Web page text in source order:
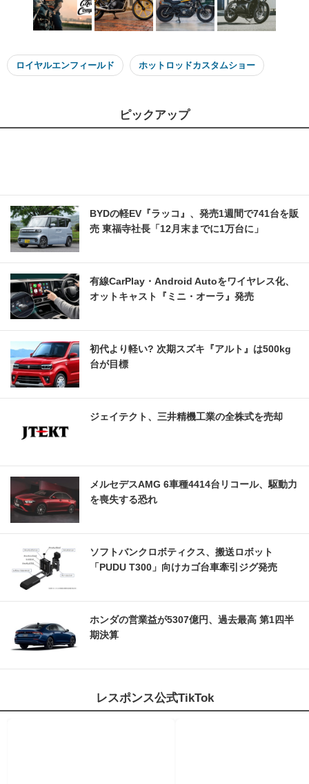
ロイヤルエンフィールド ホットロッドカスタムショー
ピックアップ
BYDの軽EV『ラッコ』、発売1週間で741台を販
売 東福寺社長「12月末までに1万台に」
有線CarPlay・Android Autoをワイヤレス化、
オットキャスト『ミニ・オーラ』発売
初代より軽い? 次期スズキ『アルト』は500kg
台が目標
ジェイテクト、三井精機工業の全株式を売却
メルセデスAMG 6車種4414台リコール、駆動力
を喪失する恐れ
ソフトバンクロボティクス、搬送ロボット
「PUDU T300」向けカゴ台車牽引ジグ発売
ホンダの営業益が5307億円、過去最高 第1四半
期決算
レスポンス公式TikTok